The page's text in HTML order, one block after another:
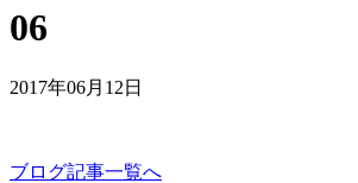
06
2017年06月12日
ブログ記事一覧へ